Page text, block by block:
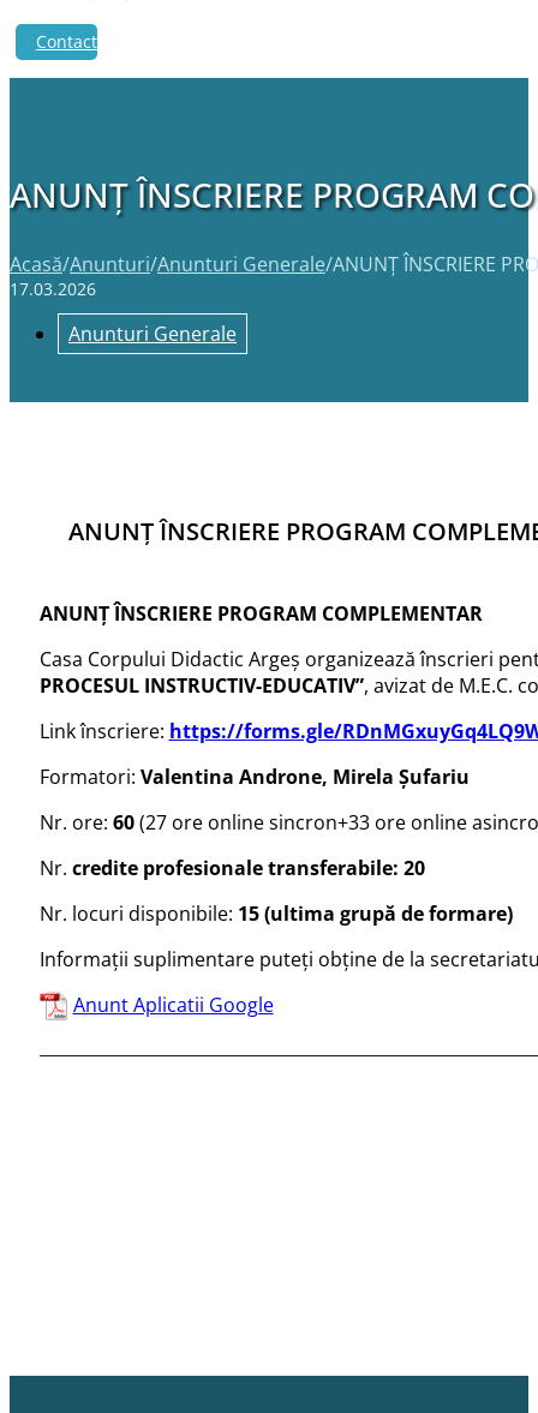
Contact
ANUNȚ ÎNSCRIERE PROGRAM
Acasă/Anunturi/Anunturi Generale/ANUNȚ ÎNSCRIERE
17.03.2026
Anunturi Generale
ANUNȚ ÎNSCRIERE PROGRAM
ANUNȚ ÎNSCRIERE PROGRAM COMPLEMENTAR
Casa Corpului Didactic Argeș organizează înscrieri
PROCESUL INSTRUCTIV-EDUCATIV”, avizat de M.E.C.
Link înscriere: https://forms.gle/
Formatori: Valentina Androne, Mirela Șufariu
Nr. ore: 60(27 ore online sincron+33 ore online
Nr. credite profesionale transferabile: 20
Nr. locuri disponibile: 15 (ultima grupă de formare)
Informații suplimentare puteți obține de la
Anunt Aplicatii Google